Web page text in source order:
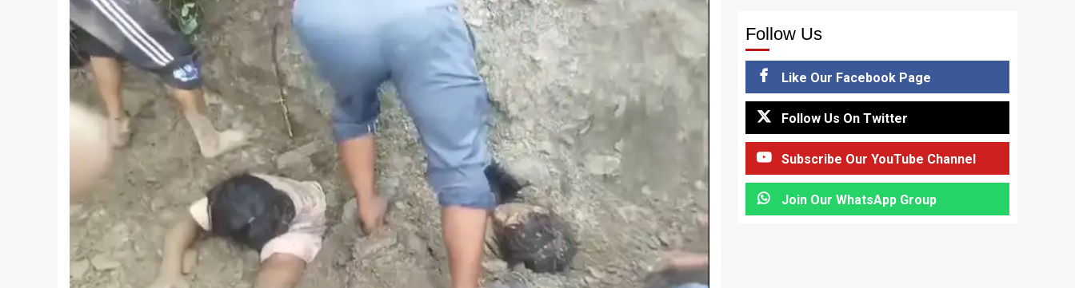
Follow Us
Like Our Facebook Page
Follow Us On Twitter
Subscribe Our YouTube Channel
Join Our WhatsApp Group